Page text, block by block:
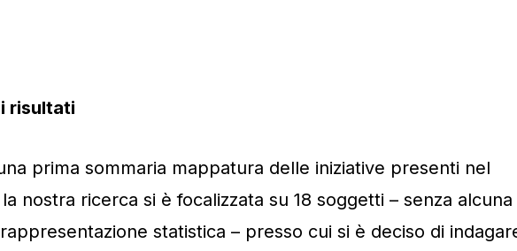
risultati
prima sommaria mappatura delle iniziative presenti nel
nostra ricerca si è focalizzata su 18 soggetti – senza alcuna
statistica – presso cui si è deciso di